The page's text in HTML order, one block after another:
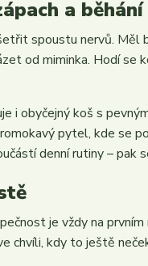
a
spoustu nervů.
od miminka. Hodí se
i obyčejný koš s
pytel, kde se
denní rutiny – pak
je vždy na
chvíli, kdy to ještě